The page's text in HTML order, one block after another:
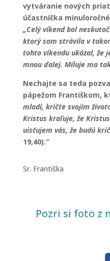
vytváranie nových
účastníčka
„Celý víkend bol
ktorý som strávila v
tohto víkendu ukázal, že
mnou ďalej. Miluje ma
Nechajte sa teda
pápežom Františkom,
mladí, kričte svojím
Kristus kraľuje, že
uisťujem vás, že budú
19,40).“
Sr. Františka
Pozri si foto z